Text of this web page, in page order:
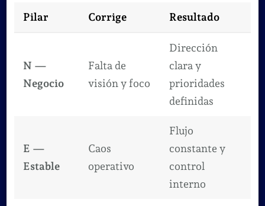
Pilar Corrige Resultado
N —
Negocio
Falta de
visión y foco
Dirección
clara y
prioridades
definidas
E —
Estable
Caos
operativo
Flujo
constante y
control
interno